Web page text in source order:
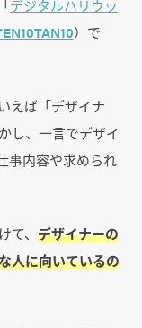
デジタルハリウッ
）で
えば「デザイナ
し、一言でデザイ
事内容や求められ
、 デザイナーの
人に向いているの